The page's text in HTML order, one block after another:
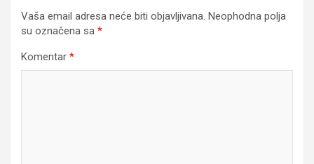
Vaša email adresa neće biti objavljivana. Neophodna polja
su označena sa *
Komentar *